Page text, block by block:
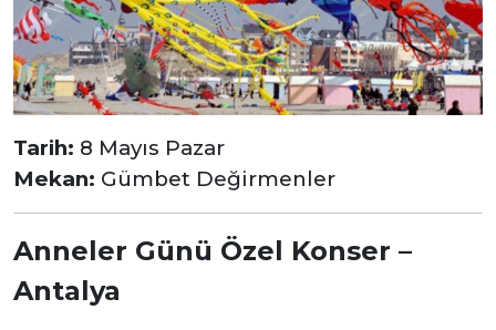
Tarih: 8 Mayıs Pazar
Mekan: Gümbet Değirmenler
Anneler Günü Özel Konser –
Antalya